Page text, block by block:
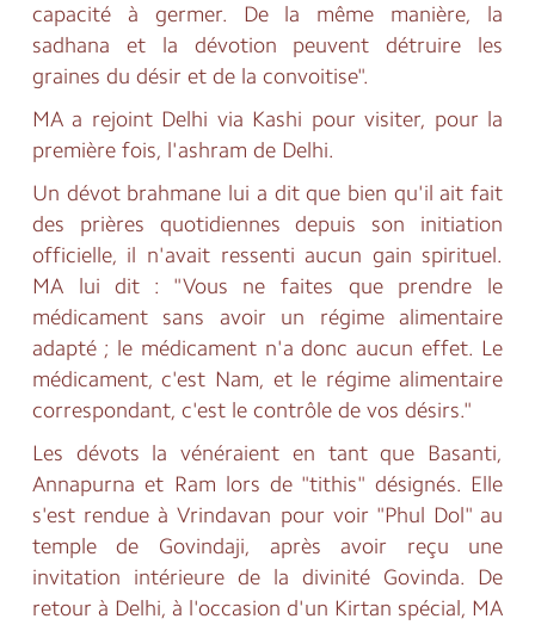
capacité à germer. De la même manière, la
sadhana et la dévotion peuvent détruire les
graines du désir et de la convoitise".
MA a rejoint Delhi via Kashi pour visiter, pour la
première fois, l'ashram de Delhi.
Un dévot brahmane lui a dit que bien qu'il ait fait
des prières quotidiennes depuis son initiation
officielle, il n'avait ressenti aucun gain spirituel.
MA lui dit : "Vous ne faites que prendre le
médicament sans avoir un régime alimentaire
adapté ; le médicament n'a donc aucun effet. Le
médicament, c'est Nam, et le régime alimentaire
correspondant, c'est le contrôle de vos désirs."
Les dévots la vénéraient en tant que Basanti,
Annapurna et Ram lors de "tithis" désignés. Elle
s'est rendue à Vrindavan pour voir "Phul Dol" au
temple de Govindaji, après avoir reçu une
invitation intérieure de la divinité Govinda. De
retour à Delhi, à l'occasion d'un Kirtan spécial, MA